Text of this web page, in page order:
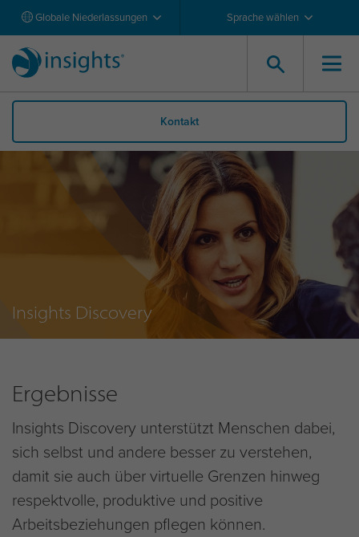
Globale Niederlassungen Sprache wählen
Kontakt
Insights Discovery
Ergebnisse
Insights Discovery unterstützt Menschen dabei,
sich selbst und andere besser zu verstehen,
damit sie auch über virtuelle Grenzen hinweg
respektvolle, produktive und positive
Arbeitsbeziehungen pflegen können.